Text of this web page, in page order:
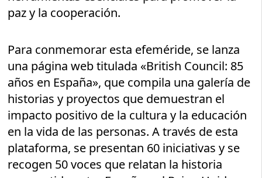
paz y la cooperación.
Para conmemorar esta efeméride, se lanza
una página web titulada «British Council: 85
años en España», que compila una galería de
historias y proyectos que demuestran el
impacto positivo de la cultura y la educación
en la vida de las personas. A través de esta
plataforma, se presentan 60 iniciativas y se
recogen 50 voces que relatan la historia